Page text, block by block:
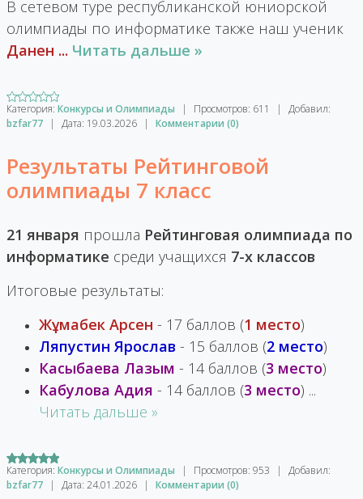
В сетевом туре республиканской юниорской
олимпиады по информатике также наш ученик
Данен ... Читать дальше »
Категория: Конкурсы и Олимпиады | Просмотров: 611 |
Добавил:
bzfar77
| Дата: 19.03.2026 | Комментарии (0)
Результаты Рейтинговой
олимпиады 7 класс
21 января прошла Рейтинговая олимпиада по
информатике среди учащихся 7-х классов
Итоговые результаты:
Жұмабек Арсен - 17 баллов (1 место)
Ляпустин Ярослав - 15 баллов (2 место)
Касыбаева Лазым - 14 баллов (3 место)
Кабулова Адия - 14 баллов (3 место) ...
Читать дальше »
Категория: Конкурсы и Олимпиады | Просмотров: 953 |
Добавил:
bzfar77
| Дата: 24.01.2026 | Комментарии (0)